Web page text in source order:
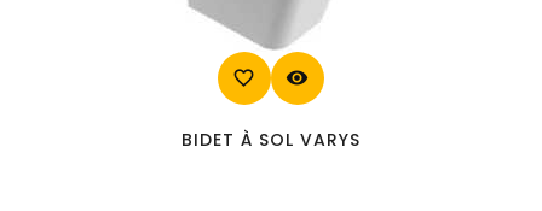
favorite_border visibility
BIDET À SOL VARYS